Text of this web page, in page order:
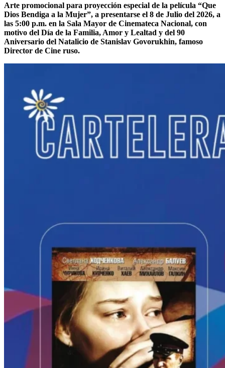
Arte promocional para proyección especial de la película “Que
Dios Bendiga a la Mujer”, a presentarse el 8 de Julio del 2026, a
las 5:00 p.m. en la Sala Mayor de Cinemateca Nacional, con
motivo del Día de la Familia, Amor y Lealtad y del 90
Aniversario del Natalicio de Stanislav Govorukhin, famoso
Director de Cine ruso.